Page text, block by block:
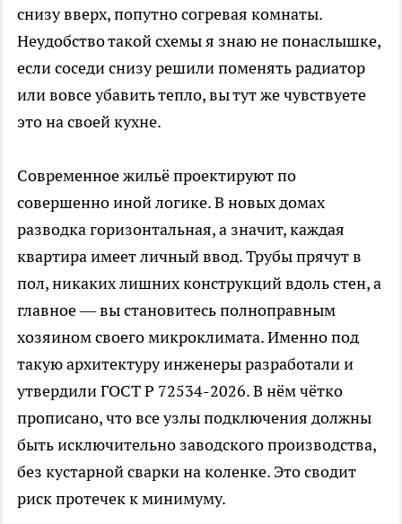
снизу вверх, попутно согревая комнаты.
Неудобство такой схемы я знаю не понаслышке,
если соседи снизу решили поменять радиатор
или вовсе убавить тепло, вы тут же чувствуете
это на своей кухне.
Современное жильё проектируют по
совершенно иной логике. В новых домах
разводка горизонтальная, а значит, каждая
квартира имеет личный ввод. Трубы прячут в
пол, никаких лишних конструкций вдоль стен, а
главное — вы становитесь полноправным
хозяином своего микроклимата. Именно под
такую архитектуру инженеры разработали и
утвердили ГОСТ Р 72534-2026. В нём чётко
прописано, что все узлы подключения должны
быть исключительно заводского производства,
без кустарной сварки на коленке. Это сводит
риск протечек к минимуму.